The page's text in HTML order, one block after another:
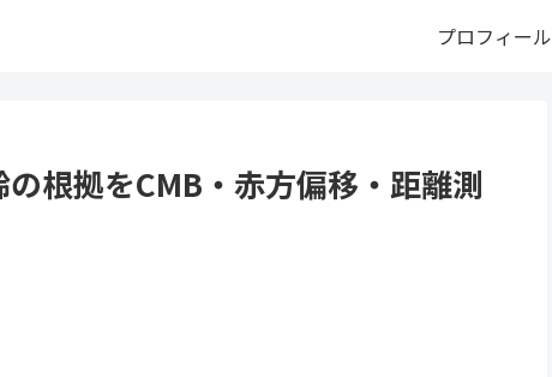
プロフィール
根拠をCMB・赤方偏移・距離測